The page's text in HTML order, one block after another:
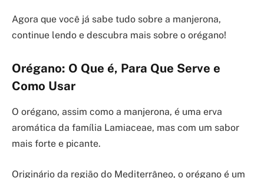
Agora que você já sabe tudo sobre a manjerona,
continue lendo e descubra mais sobre o orégano!
Orégano: O Que é, Para Que Serve e
Como Usar
O orégano, assim como a manjerona, é uma erva
aromática da família Lamiaceae, mas com um sabor
mais forte e picante.
Originário da região do Mediterrâneo, o orégano é um